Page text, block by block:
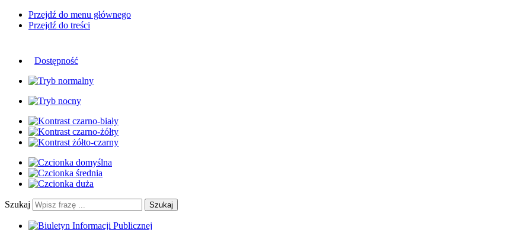
Przejdź do menu głównego
Przejdź do treści
Dostępność
Szukaj Szukaj